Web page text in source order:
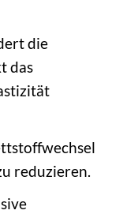
die
das
reduzieren.